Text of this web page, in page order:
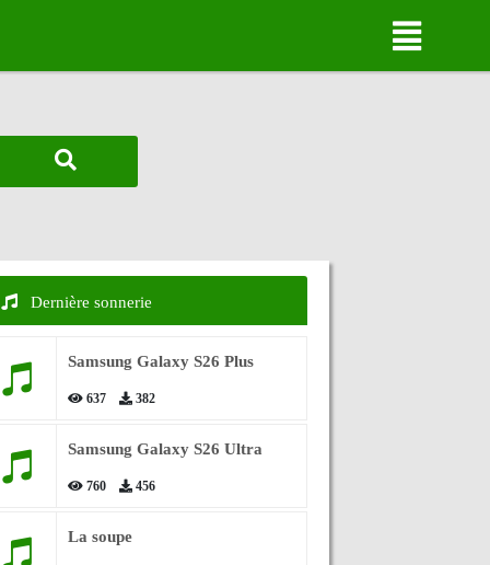
Dernière sonnerie
Samsung Galaxy S26 Plus
637 382
Samsung Galaxy S26 Ultra
760 456
La soupe